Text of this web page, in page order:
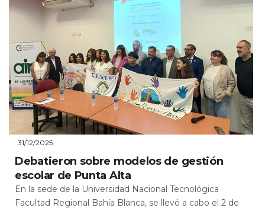
31/12/2025
Debatieron sobre modelos de gestión
escolar de Punta Alta
En la sede de la Universidad Nacional Tecnológica
Facultad Regional Bahía Blanca, se llevó a cabo el 2 de